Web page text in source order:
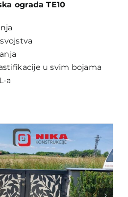
ograda TE10
u svim bojama
a